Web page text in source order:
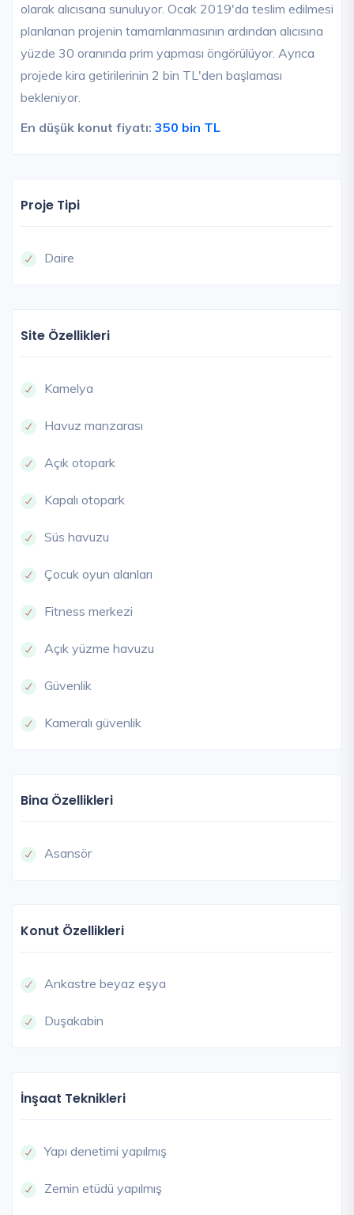
olarak alıcısana sunuluyor. Ocak 2019'da teslim edilmesi
planlanan projenin tamamlanmasının ardından alıcısına
yüzde 30 oranında prim yapması öngörülüyor. Ayrıca
projede kira getirilerinin 2 bin TL'den başlaması
bekleniyor.
En düşük konut fiyatı: 350 bin TL
Proje Tipi
Daire
Site Özellikleri
Kamelya
Havuz manzarası
Açık otopark
Kapalı otopark
Süs havuzu
Çocuk oyun alanları
Fitness merkezi
Açık yüzme havuzu
Güvenlik
Kameralı güvenlik
Bina Özellikleri
Asansör
Konut Özellikleri
Ankastre beyaz eşya
Duşakabin
İnşaat Teknikleri
Yapı denetimi yapılmış
Zemin etüdü yapılmış